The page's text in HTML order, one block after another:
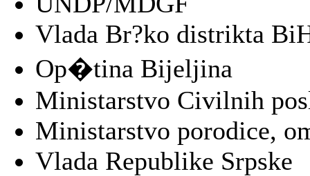
Vlada Br?ko distrikta
Op�tina Bijeljina
Ministarstvo Civilnih
Ministarstvo porodice,
Vlada Republike Srpske